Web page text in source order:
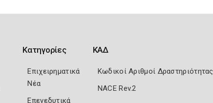
Κατηγορίες
Επιχειρηματικά
Νέα
Επενεδυτικά
ΚΑΔ
Κωδικοί Αριθμοί Δραστηριότητας
NACE Rev.2